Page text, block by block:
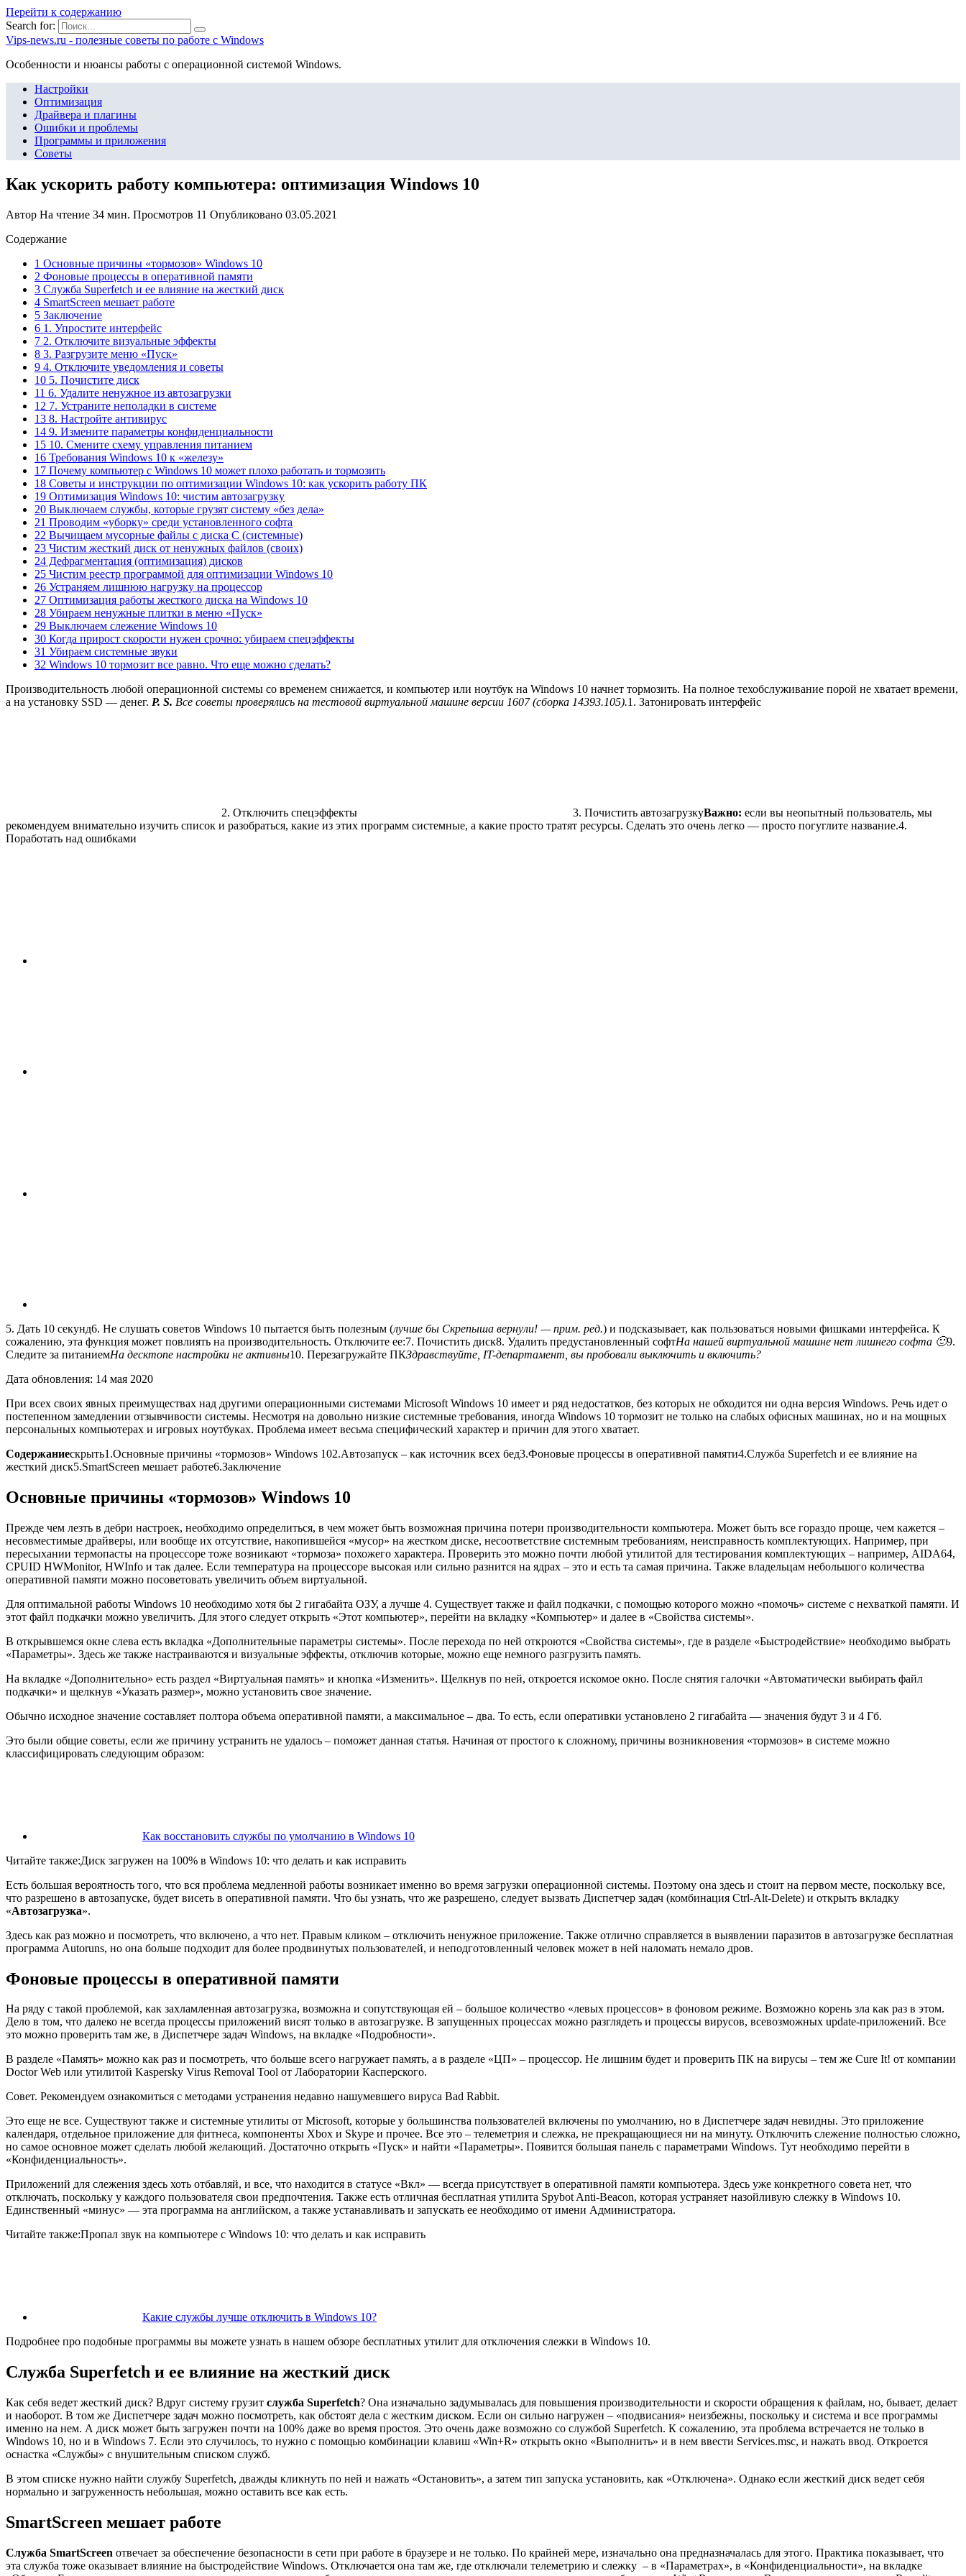
Перейти к содержанию
Search for:
Vips-news.ru - полезные советы по работе с Windows
Особенности и нюансы работы с операционной системой Windows.
Настройки
Оптимизация
Драйвера и плагины
Ошибки и проблемы
Программы и приложения
Советы
Как ускорить работу компьютера: оптимизация Windows 10
Автор На чтение 34 мин. Просмотров 11 Опубликовано 03.05.2021
Содержание
1 Основные причины «тормозов» Windows 10
2 Фоновые процессы в оперативной памяти
3 Служба Superfetch и ее влияние на жесткий диск
4 SmartScreen мешает работе
5 Заключение
6 1. Упростите интерфейс
7 2. Отключите визуальные эффекты
8 3. Разгрузите меню «Пуск»
9 4. Отключите уведомления и советы
10 5. Почистите диск
11 6. Удалите ненужное из автозагрузки
12 7. Устраните неполадки в системе
13 8. Настройте антивирус
14 9. Измените параметры конфиденциальности
15 10. Смените схему управления питанием
16 Требования Windows 10 к «железу»
17 Почему компьютер с Windows 10 может плохо работать и тормозить
18 Советы и инструкции по оптимизации Windows 10: как ускорить работу ПК
19 Оптимизация Windows 10: чистим автозагрузку
20 Выключаем службы, которые грузят систему «без дела»
21 Проводим «уборку» среди установленного софта
22 Вычищаем мусорные файлы с диска С (системные)
23 Чистим жесткий диск от ненужных файлов (своих)
24 Дефрагментация (оптимизация) дисков
25 Чистим реестр программой для оптимизации Windows 10
26 Устраняем лишнюю нагрузку на процессор
27 Оптимизация работы жесткого диска на Windows 10
28 Убираем ненужные плитки в меню «Пуск»
29 Выключаем слежение Windows 10
30 Когда прирост скорости нужен срочно: убираем спецэффекты
31 Убираем системные звуки
32 Windows 10 тормозит все равно. Что еще можно сделать?
Производительность любой операционной системы со временем снижается, и компьютер или ноутбук на Windows 10 начнет тормозить. На полное техобслуживание порой не хватает времени,
а на установку SSD — денег. P. S. Все советы проверялись на тестовой виртуальной машине версии 1607 (сборка 14393.105).1. Затонировать интерфейс
2. Отключить спецэффекты 3. Почистить автозагрузкуВажно: если вы неопытный пользователь, мы
рекомендуем внимательно изучить список и разобраться, какие из этих программ системные, а какие просто тратят ресурсы. Сделать это очень легко — просто погуглите название.4.
Поработать над ошибками
5. Дать 10 секунд6. Не слушать советов Windows 10 пытается быть полезным (лучше бы Скрепыша вернули! — прим. ред.) и подсказывает, как пользоваться новыми фишками интерфейса. К
сожалению, эта функция может повлиять на производительность. Отключите ее:7. Почистить диск8. Удалить предустановленный софтНа нашей виртуальной машине нет лишнего софта 🙂9.
Следите за питаниемНа десктопе настройки не активны10. Перезагружайте ПКЗдравствуйте, IT-департамент, вы пробовали выключить и включить?
Дата обновления: 14 мая 2020
При всех своих явных преимуществах над другими операционными системами Microsoft Windows 10 имеет и ряд недостатков, без которых не обходится ни одна версия Windows. Речь идет о
постепенном замедлении отзывчивости системы. Несмотря на довольно низкие системные требования, иногда Windows 10 тормозит не только на слабых офисных машинах, но и на мощных
персональных компьютерах и игровых ноутбуках. Проблема имеет весьма специфический характер и причин для этого хватает.
Содержаниескрыть1.Основные причины «тормозов» Windows 102.Автозапуск – как источник всех бед3.Фоновые процессы в оперативной памяти4.Служба Superfetch и ее влияние на
жесткий диск5.SmartScreen мешает работе6.Заключение
Основные причины «тормозов» Windows 10
Прежде чем лезть в дебри настроек, необходимо определиться, в чем может быть возможная причина потери производительности компьютера. Может быть все гораздо проще, чем кажется –
несовместимые драйверы, или вообще их отсутствие, накопившейся «мусор» на жестком диске, несоответствие системным требованиям, неисправность комплектующих. Например, при
пересыхании термопасты на процессоре тоже возникают «тормоза» похожего характера. Проверить это можно почти любой утилитой для тестирования комплектующих – например, AIDA64,
CPUID HWMonitor, HWInfo и так далее. Если температура на процессоре высокая или сильно разнится на ядрах – это и есть та самая причина. Также владельцам небольшого количества
оперативной памяти можно посоветовать увеличить объем виртуальной.
Для оптимальной работы Windows 10 необходимо хотя бы 2 гигабайта ОЗУ, а лучше 4. Существует также и файл подкачки, с помощью которого можно «помочь» системе с нехваткой памяти. И
этот файл подкачки можно увеличить. Для этого следует открыть «Этот компьютер», перейти на вкладку «Компьютер» и далее в «Свойства системы».
В открывшемся окне слева есть вкладка «Дополнительные параметры системы». После перехода по ней откроются «Свойства системы», где в разделе «Быстродействие» необходимо выбрать
«Параметры». Здесь же также настраиваются и визуальные эффекты, отключив которые, можно еще немного разгрузить память.
На вкладке «Дополнительно» есть раздел «Виртуальная память» и кнопка «Изменить». Щелкнув по ней, откроется искомое окно. После снятия галочки «Автоматически выбирать файл
подкачки» и щелкнув «Указать размер», можно установить свое значение.
Обычно исходное значение составляет полтора объема оперативной памяти, а максимальное – два. То есть, если оперативки установлено 2 гигабайта — значения будут 3 и 4 Гб.
Это были общие советы, если же причину устранить не удалось – поможет данная статья. Начиная от простого к сложному, причины возникновения «тормозов» в системе можно
классифицировать следующим образом:
Как восстановить службы по умолчанию в Windows 10
Читайте также:Диск загружен на 100% в Windows 10: что делать и как исправить
Есть большая вероятность того, что вся проблема медленной работы возникает именно во время загрузки операционной системы. Поэтому она здесь и стоит на первом месте, поскольку все,
что разрешено в автозапуске, будет висеть в оперативной памяти. Что бы узнать, что же разрешено, следует вызвать Диспетчер задач (комбинация Ctrl-Alt-Delete) и открыть вкладку
«Автозагрузка».
Здесь как раз можно и посмотреть, что включено, а что нет. Правым кликом – отключить ненужное приложение. Также отлично справляется в выявлении паразитов в автозагрузке бесплатная
программа Autoruns, но она больше подходит для более продвинутых пользователей, и неподготовленный человек может в ней наломать немало дров.
Фоновые процессы в оперативной памяти
На ряду с такой проблемой, как захламленная автозагрузка, возможна и сопутствующая ей – большое количество «левых процессов» в фоновом режиме. Возможно корень зла как раз в этом.
Дело в том, что далеко не всегда процессы приложений висят только в автозагрузке. В запущенных процессах можно разглядеть и процессы вирусов, всевозможных update-приложений. Все
это можно проверить там же, в Диспетчере задач Windows, на вкладке «Подробности».
В разделе «Память» можно как раз и посмотреть, что больше всего нагружает память, а в разделе «ЦП» – процессор. Не лишним будет и проверить ПК на вирусы – тем же Cure It! от компании
Doctor Web или утилитой Kaspersky Virus Removal Tool от Лаборатории Касперского.
Совет. Рекомендуем ознакомиться с методами устранения недавно нашумевшего вируса Bad Rabbit.
Это еще не все. Существуют также и системные утилиты от Microsoft, которые у большинства пользователей включены по умолчанию, но в Диспетчере задач невидны. Это приложение
календаря, отдельное приложение для фитнеса, компоненты Xbox и Skype и прочее. Все это – телеметрия и слежка, не прекращающиеся ни на минуту. Отключить слежение полностью сложно,
но самое основное может сделать любой желающий. Достаточно открыть «Пуск» и найти «Параметры». Появится большая панель с параметрами Windows. Тут необходимо перейти в
«Конфиденциальность».
Приложений для слежения здесь хоть отбавляй, и все, что находится в статусе «Вкл» — всегда присутствует в оперативной памяти компьютера. Здесь уже конкретного совета нет, что
отключать, поскольку у каждого пользователя свои предпочтения. Также есть отличная бесплатная утилита Spybot Anti-Beacon, которая устраняет назойливую слежку в Windows 10.
Единственный «минус» — эта программа на английском, а также устанавливать и запускать ее необходимо от имени Администратора.
Читайте также:Пропал звук на компьютере с Windows 10: что делать и как исправить
Какие службы лучше отключить в Windows 10?
Подробнее про подобные программы вы можете узнать в нашем обзоре бесплатных утилит для отключения слежки в Windows 10.
Служба Superfetch и ее влияние на жесткий диск
Как себя ведет жесткий диск? Вдруг систему грузит служба Superfetch? Она изначально задумывалась для повышения производительности и скорости обращения к файлам, но, бывает, делает
и наоборот. В том же Диспетчере задач можно посмотреть, как обстоят дела с жестким диском. Если он сильно нагружен – «подвисания» неизбежны, поскольку и система и все программы
именно на нем. А диск может быть загружен почти на 100% даже во время простоя. Это очень даже возможно со службой Superfetch. К сожалению, эта проблема встречается не только в
Windows 10, но и в Windows 7. Если это случилось, то нужно с помощью комбинации клавиш «Win+R» открыть окно «Выполнить» и в нем ввести Services.msc, и нажать ввод. Откроется
оснастка «Службы» с внушительным списком служб.
В этом списке нужно найти службу Superfetch, дважды кликнуть по ней и нажать «Остановить», а затем тип запуска установить, как «Отключена». Однако если жесткий диск ведет себя
нормально и загруженность небольшая, можно оставить все как есть.
SmartScreen мешает работе
Служба SmartScreen отвечает за обеспечение безопасности в сети при работе в браузере и не только. По крайней мере, изначально она предназначалась для этого. Практика показывает, что
эта служба тоже оказывает влияние на быстродействие Windows. Отключается она там же, где отключали телеметрию и слежку – в «Параметрах», в «Конфиденциальности», на вкладке